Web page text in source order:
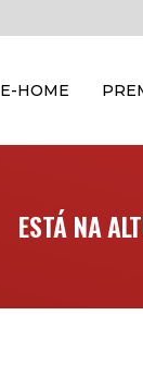
E-HOME
ESTÁ NA